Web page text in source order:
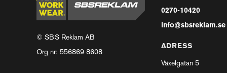
© SBS Reklam AB
Org nr: 556869-8608
0270-10420
info@sbsreklam.se
ADRESS
Växelgatan 5